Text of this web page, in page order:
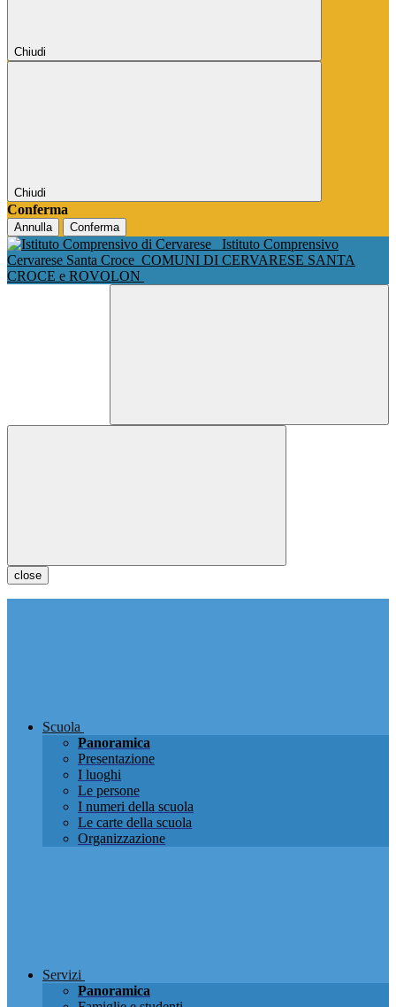
Chiudi
Chiudi
Conferma
Annulla Conferma
Istituto Comprensivo
Cervarese Santa Croce COMUNI DI CERVARESE SANTA
CROCE e ROVOLON
close
Scuola
Panoramica
Presentazione
I luoghi
Le persone
I numeri della scuola
Le carte della scuola
Organizzazione
Servizi
Panoramica